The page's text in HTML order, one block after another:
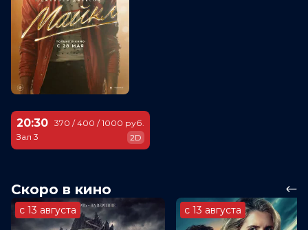
20:30
Зал 3
370 / 400 / 1000 руб.
2D
Скоро в кино
с 13 августа с 13 августа